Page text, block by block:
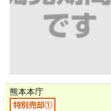
熊本本庁